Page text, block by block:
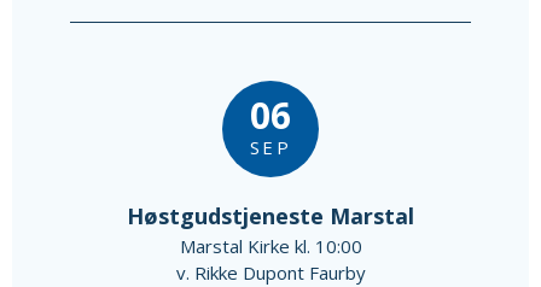
06
SEP
Høstgudstjeneste Marstal
Marstal Kirke kl. 10:00
v. Rikke Dupont Faurby